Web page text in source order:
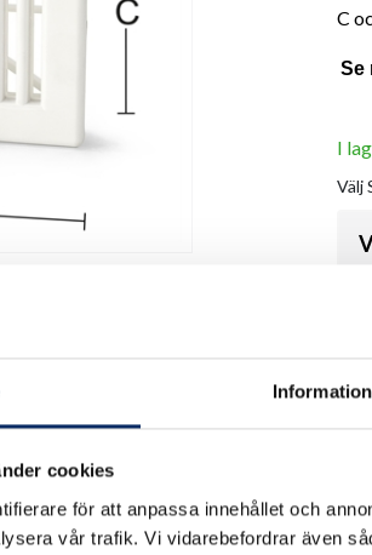
Information
cookies
för att anpassa innehållet och
vår trafik. Vi vidarebefordrar även
C
Se
I
Välj